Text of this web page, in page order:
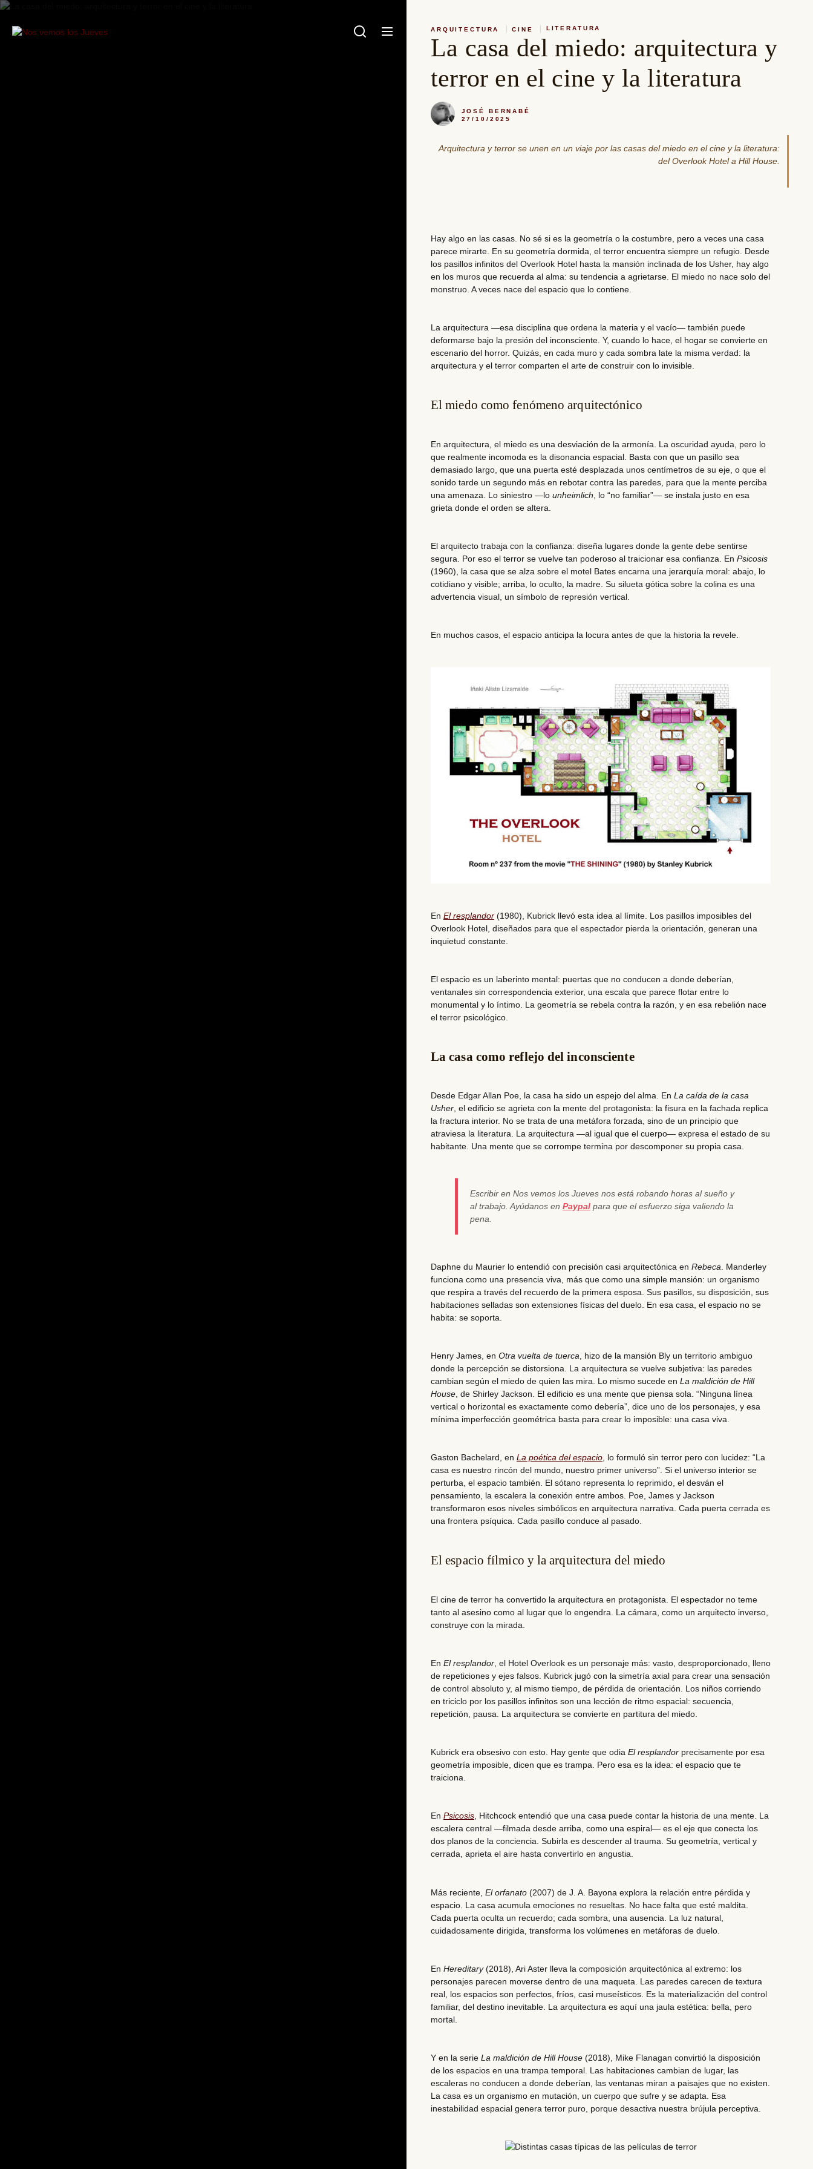
Saltar
contenido
Nos
ARQUITECTURA CINE LITERATURA
La casa del miedo: arquitectura y
terror en el cine y la literatura
JOSÉ BERNABÉ
27/10/2025
Arquitectura y terror se unen en un viaje por las casas del miedo en el cine y la literatura:
del Overlook Hotel a Hill House.
Hay algo en las casas. No sé si es la geometría o la costumbre, pero a veces una casa
parece mirarte. En su geometría dormida, el terror encuentra siempre un refugio. Desde
los pasillos infinitos del Overlook Hotel hasta la mansión inclinada de los Usher, hay algo
en los muros que recuerda al alma: su tendencia a agrietarse. El miedo no nace solo del
monstruo. A veces nace del espacio que lo contiene.
La arquitectura —esa disciplina que ordena la materia y el vacío— también puede
deformarse bajo la presión del inconsciente. Y, cuando lo hace, el hogar se convierte en
escenario del horror. Quizás, en cada muro y cada sombra late la misma verdad: la
arquitectura y el terror comparten el arte de construir con lo invisible.
El miedo como fenómeno arquitectónico
En arquitectura, el miedo es una desviación de la armonía. La oscuridad ayuda, pero lo
que realmente incomoda es la disonancia espacial. Basta con que un pasillo sea
demasiado largo, que una puerta esté desplazada unos centímetros de su eje, o que el
sonido tarde un segundo más en rebotar contra las paredes, para que la mente perciba
una amenaza. Lo siniestro —lo unheimlich , lo “no familiar”— se instala justo en esa
grieta donde el orden se altera.
El arquitecto trabaja con la confianza: diseña lugares donde la gente debe sentirse
segura. Por eso el terror se vuelve tan poderoso al traicionar esa confianza. En Psicosis
(1960), la casa que se alza sobre el motel Bates encarna una jerarquía moral: abajo, lo
cotidiano y visible; arriba, lo oculto, la madre. Su silueta gótica sobre la colina es una
advertencia visual, un símbolo de represión vertical.
En muchos casos, el espacio anticipa la locura antes de que la historia la revele.
En El resplandor (1980), Kubrick llevó esta idea al límite. Los pasillos imposibles del
Overlook Hotel, diseñados para que el espectador pierda la orientación, generan una
inquietud constante.
El espacio es un laberinto mental: puertas que no conducen a donde deberían,
ventanales sin correspondencia exterior, una escala que parece flotar entre lo
monumental y lo íntimo. La geometría se rebela contra la razón, y en esa rebelión nace
el terror psicológico.
La casa como reflejo del inconsciente
Desde Edgar Allan Poe, la casa ha sido un espejo del alma. En La caída de la casa
Usher, el edificio se agrieta con la mente del protagonista: la fisura en la fachada replica
la fractura interior. No se trata de una metáfora forzada, sino de un principio que
atraviesa la literatura. La arquitectura —al igual que el cuerpo— expresa el estado de su
habitante. Una mente que se corrompe termina por descomponer su propia casa.
Escribir en Nos vemos los Jueves nos está robando horas al sueño y
al trabajo. Ayúdanos en Paypal para que el esfuerzo siga valiendo la
pena.
Daphne du Maurier lo entendió con precisión casi arquitectónica en Rebeca . Manderley
funciona como una presencia viva, más que como una simple mansión: un organismo
que respira a través del recuerdo de la primera esposa. Sus pasillos, su disposición, sus
habitaciones selladas son extensiones físicas del duelo. En esa casa, el espacio no se
habita: se soporta.
Henry James, en Otra vuelta de tuerca , hizo de la mansión Bly un territorio ambiguo
donde la percepción se distorsiona. La arquitectura se vuelve subjetiva: las paredes
cambian según el miedo de quien las mira. Lo mismo sucede en La maldición de Hill
House , de Shirley Jackson. El edificio es una mente que piensa sola. “Ninguna línea
vertical o horizontal es exactamente como debería”, dice uno de los personajes, y esa
mínima imperfección geométrica basta para crear lo imposible: una casa viva.
Gaston Bachelard, en La poética del espacio, lo formuló sin terror pero con lucidez: “La
casa es nuestro rincón del mundo, nuestro primer universo”. Si el universo interior se
perturba, el espacio también. El sótano representa lo reprimido, el desván el
pensamiento, la escalera la conexión entre ambos. Poe, James y Jackson
transformaron esos niveles simbólicos en arquitectura narrativa. Cada puerta cerrada es
una frontera psíquica. Cada pasillo conduce al pasado.
El espacio fílmico y la arquitectura del miedo
El cine de terror ha convertido la arquitectura en protagonista. El espectador no teme
tanto al asesino como al lugar que lo engendra. La cámara, como un arquitecto inverso,
construye con la mirada.
En El resplandor , el Hotel Overlook es un personaje más: vasto, desproporcionado, lleno
de repeticiones y ejes falsos. Kubrick jugó con la simetría axial para crear una sensación
de control absoluto y, al mismo tiempo, de pérdida de orientación. Los niños corriendo
en triciclo por los pasillos infinitos son una lección de ritmo espacial: secuencia,
repetición, pausa. La arquitectura se convierte en partitura del miedo.
Kubrick era obsesivo con esto. Hay gente que odia El resplandor precisamente por esa
geometría imposible, dicen que es trampa. Pero esa es la idea: el espacio que te
traiciona.
En Psicosis, Hitchcock entendió que una casa puede contar la historia de una mente. La
escalera central —filmada desde arriba, como una espiral— es el eje que conecta los
dos planos de la conciencia. Subirla es descender al trauma. Su geometría, vertical y
cerrada, aprieta el aire hasta convertirlo en angustia.
Más reciente, El orfanato (2007) de J. A. Bayona explora la relación entre pérdida y
espacio. La casa acumula emociones no resueltas. No hace falta que esté maldita.
Cada puerta oculta un recuerdo; cada sombra, una ausencia. La luz natural,
cuidadosamente dirigida, transforma los volúmenes en metáforas de duelo.
En Hereditary(2018), Ari Aster lleva la composición arquitectónica al extremo: los
personajes parecen moverse dentro de una maqueta. Las paredes carecen de textura
real, los espacios son perfectos, fríos, casi museísticos. Es la materialización del control
familiar, del destino inevitable. La arquitectura es aquí una jaula estética: bella, pero
mortal.
Y en la serie La maldición de Hill House (2018), Mike Flanagan convirtió la disposición
de los espacios en una trampa temporal. Las habitaciones cambian de lugar, las
escaleras no conducen a donde deberían, las ventanas miran a paisajes que no existen.
La casa es un organismo en mutación, un cuerpo que sufre y se adapta. Esa
inestabilidad espacial genera terror puro, porque desactiva nuestra brújula perceptiva.